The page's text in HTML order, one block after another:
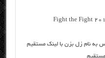
به نام زل بزن با لینک مستقیم